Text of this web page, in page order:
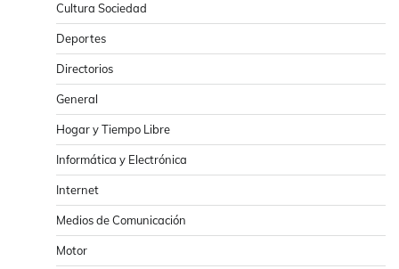
Cultura Sociedad
Deportes
Directorios
General
Hogar y Tiempo Libre
Informática y Electrónica
Internet
Medios de Comunicación
Motor